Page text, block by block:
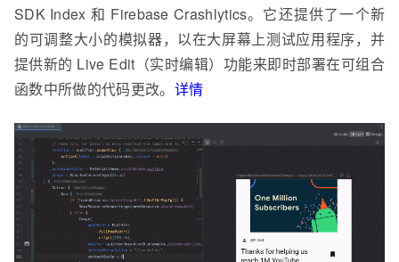
SDK Index 和 Firebase Crashlytics。它还提供了一个新
的可调整大小的模拟器，以在大屏幕上测试应用程序，并
提供新的 Live Edit（实时编辑）功能来即时部署在可组合
函数中所做的代码更改。 详情